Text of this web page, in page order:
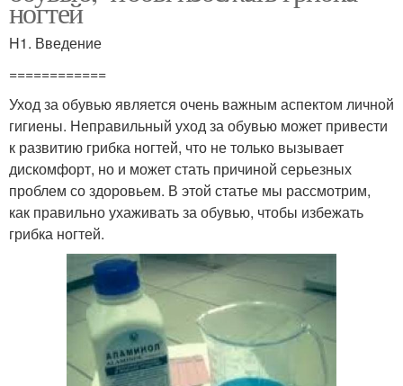
ногтей
H1. Введение
============
Уход за обувью является очень важным аспектом личной
гигиены. Неправильный уход за обувью может привести
к развитию грибка ногтей, что не только вызывает
дискомфорт, но и может стать причиной серьезных
проблем со здоровьем. В этой статье мы рассмотрим,
как правильно ухаживать за обувью, чтобы избежать
грибка ногтей.